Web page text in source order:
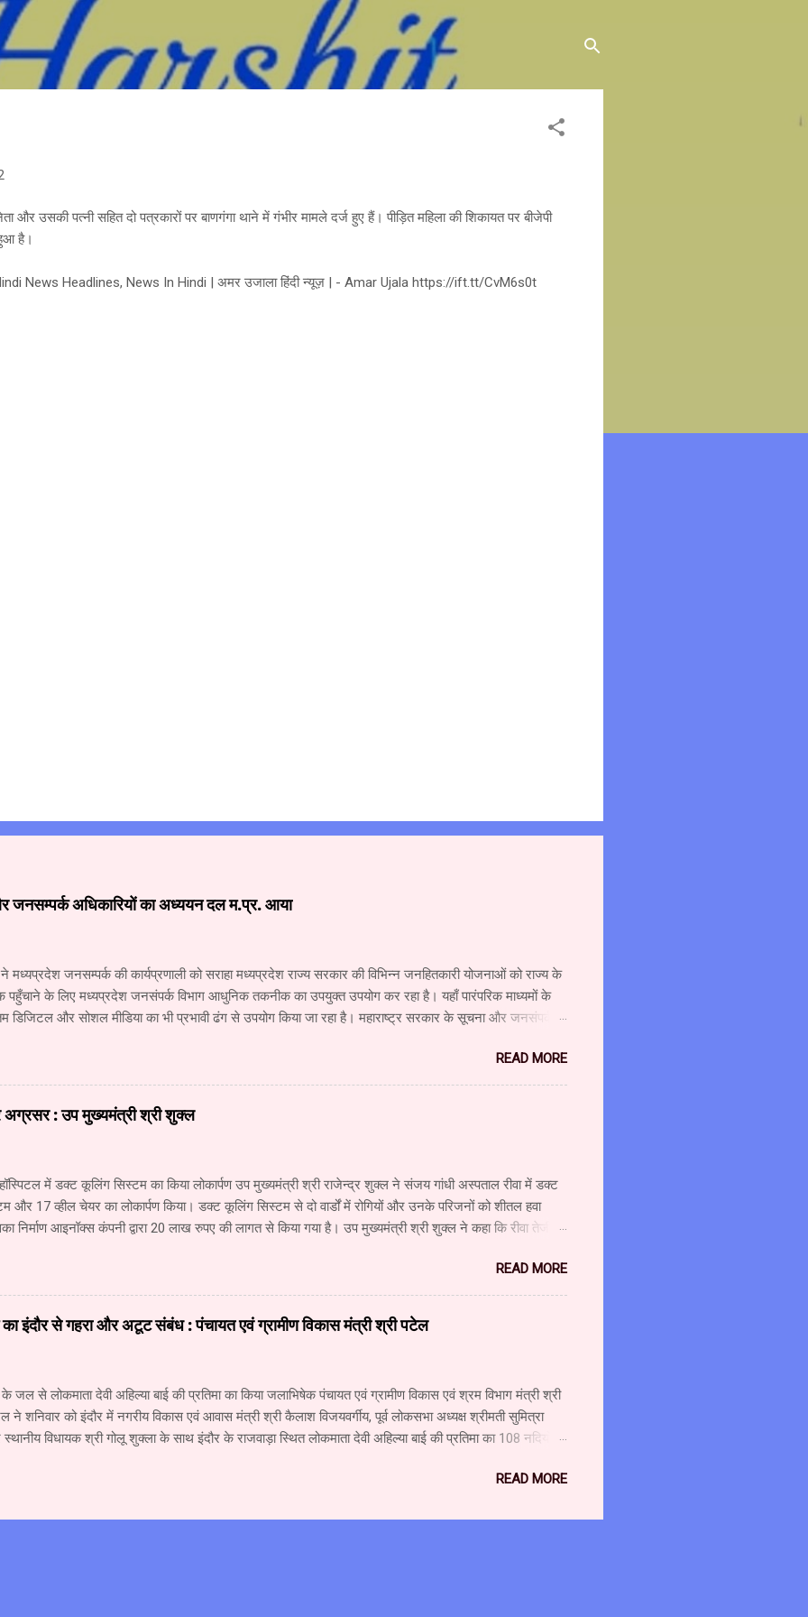
और उसकी पत्नी सहित दो पत्रकारों पर बाणगंगा थाने में गंभीर मामले दर्ज हुए हैं। पीड़ित महिला की शिकायत पर बीजेपी
है।
News Headlines, News In Hindi | अमर उजाला हिंदी न्यूज़ | - Amar Ujala https://ift.tt/CvM6s0t
जनसम्पर्क अधिकारियों का अध्ययन दल म.प्र. आया
ने मध्यप्रदेश जनसम्पर्क की कार्यप्रणाली को सराहा मध्यप्रदेश राज्य सरकार की विभिन्न जनहितकारी योजनाओं को राज्य के
पहुँचाने के लिए मध्यप्रदेश जनसंपर्क विभाग आधुनिक तकनीक का उपयुक्त उपयोग कर रहा है। यहाँ पारंपरिक माध्यमों के
डिजिटल और सोशल मीडिया का भी प्रभावी ढंग से उपयोग किया जा रहा है। महाराष्ट्र सरकार के सूचना और जनसंपर्क
की विस्तृत जानकारी प्राप्त की। अध्ययन दल में सूचना और जनसंपर्क महानिदेशालय के उपसंचालक (प्रशासन) श्री
वरिष्ठ सहायक संचालक (सूचना) श्री नंदकुमार वाघमारे, सहायक संचालक (सूचना) श्री गजानन पाटील, सहायक
श्री सचिन ढवण, सहायक संचालक (सूचना) श्री धोंडिराम अर्जुन शामिल थे। उप संचालक श्री अहंकारी ने कहा कि
में हो रही प्रगति से मीडिया में लगातार नए परिवर्तन हो रहे हैं। इन परिवर्तनों की आवश्यकता को ध्यान में रखते हुए
जनसंपर्क विभाग उसी प्र...
READ MORE
: उप मुख्यमंत्री श्री शुक्ल
में डक्ट कूलिंग सिस्टम का किया लोकार्पण उप मुख्यमंत्री श्री राजेन्द्र शुक्ल ने संजय गांधी अस्पताल रीवा में डक्ट
और 17 व्हील चेयर का लोकार्पण किया। डक्ट कूलिंग सिस्टम से दो वार्डों में रोगियों और उनके परिजनों को शीतल हवा
निर्माण आइनॉक्स कंपनी द्वारा 20 लाख रुपए की लागत से किया गया है। उप मुख्यमंत्री श्री शुक्ल ने कहा कि रीवा तेजी से
पूरा होते ही रीवा में दो सौ बेड का कैंसर अस्पताल शुरू हो जाएगा। इसमें 40 करोड़ रुपए की लागत से लीनेक मशीन लगाई जा
में कैंसर के उपचार की आधुनिकतम सुविधा उपलब्ध रहेगी। उप मुख्यमंत्री श्री शुक्ल ने कहा कि चिकित्सा सुविधाओं
लगातार प्रयास किए जा रहे हैं। संजय गांधी अस्पताल में सुधार तथा नई व्यवस्थाओं के लिए 321 करोड़ रुपए मंजूर
विभाग में सिंगरौली की एनसीएल कंपनी द्वारा दी गई 6 करोड़ रुपए की सहयोग राशि से आधुनिक मशीन लगाई जा रही
READ MORE
का इंदौर से गहरा और अटूट संबंध : पंचायत एवं ग्रामीण विकास मंत्री श्री पटेल
जल से लोकमाता देवी अहिल्या बाई की प्रतिमा का किया जलाभिषेक पंचायत एवं ग्रामीण विकास एवं श्रम विभाग मंत्री श्री
ने शनिवार को इंदौर में नगरीय विकास एवं आवास मंत्री श्री कैलाश विजयवर्गीय, पूर्व लोकसभा अध्यक्ष श्रीमती सुमित्रा
विधायक श्री गोलू शुक्ला के साथ इंदौर के राजवाड़ा स्थित लोकमाता देवी अहिल्या बाई की प्रतिमा का 108 नदियों के
है। तीस वर्ष पूर्व मैंने पहली बार माँ नर्मदा की परिक्रमा की थी। उसके बाद पत्नी श्रीमती पुष्पलता पटेल के साथ नर्मदा
स्वयंसेवक संघ के सरसंघचालक डॉ. मोहन भागवत के करकमलों से किया जायेगा। मंत्री श्री पटेल ने कहा कि बचपन से ही
READ MORE